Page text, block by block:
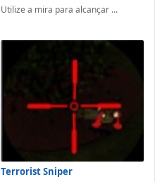
Utilize a mira para alcançar ...
Terrorist Sniper